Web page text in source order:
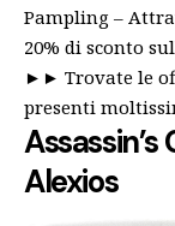
Pampling –
20% di sconto
►► Trovate le
presenti
Alexios